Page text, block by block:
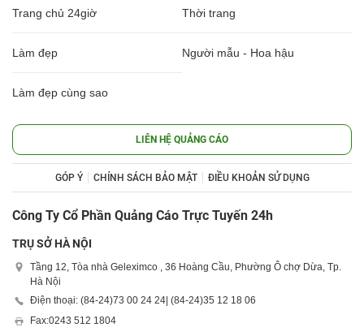
Trang chủ 24giờ Thời trang
Làm đẹp Người mẫu - Hoa hậu
Làm đẹp cùng sao
LIÊN HỆ QUẢNG CÁO
GÓP Ý CHÍNH SÁCH BẢO MẬT ĐIỀU KHOẢN SỬ DỤNG
Công Ty Cổ Phần Quảng Cáo Trực Tuyến 24h
TRỤ SỞ HÀ NỘI
Tầng 12, Tòa nhà Geleximco , 36 Hoàng Cầu, Phường Ô chợ Dừa, Tp.
Hà Nội
Điện thoại: (84-24)73 00 24 24 | (84-24)35 12 18 06
Fax:0243 512 1804